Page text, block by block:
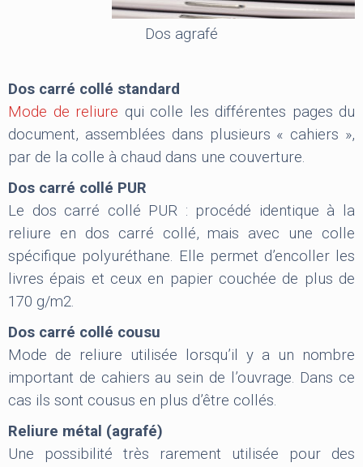
Dos agrafé
Dos carré collé standard
Mode de reliure qui colle les différentes pages du
document, assemblées dans plusieurs « cahiers »,
par de la colle à chaud dans une couverture.
Dos carré collé PUR
Le dos carré collé PUR : procédé identique à la
reliure en dos carré collé, mais avec une colle
spécifique polyuréthane. Elle permet d’encoller les
livres épais et ceux en papier couchée de plus de
170 g/m2.
Dos carré collé cousu
Mode de reliure utilisée lorsqu’il y a un nombre
important de cahiers au sein de l’ouvrage. Dans ce
cas ils sont cousus en plus d’être collés.
Reliure métal (agrafé)
Une possibilité très rarement utilisée pour des